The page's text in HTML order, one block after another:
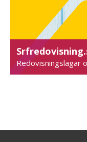
Redovisningslagar